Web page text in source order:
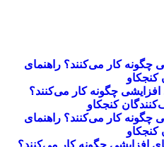
چگونه کار می‌کنند؟ راهنمای
چگونه کار می‌کنند؟
کنجکاو
چگونه کار می‌کنند؟ راهنمای
افزایشی چگونه کار می‌کنند؟